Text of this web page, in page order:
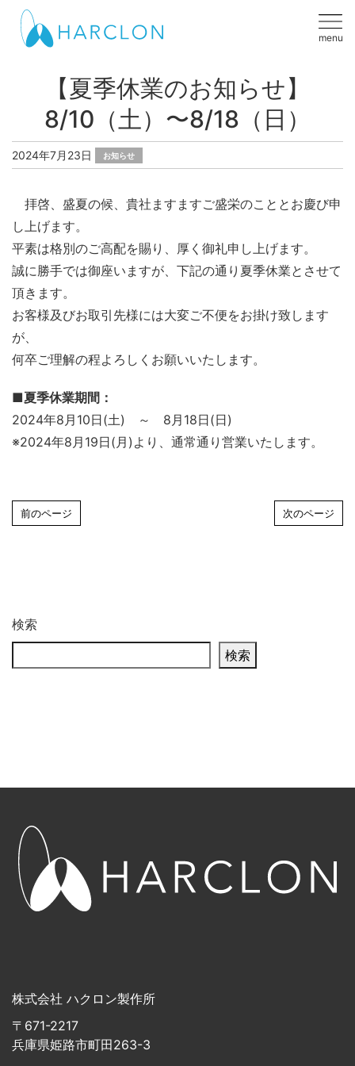
menu
【夏季休業のお知らせ】
8/10（土）〜8/18（日）
2024年7月23日 お知らせ
拝啓、盛夏の候、貴社ますますご盛栄のこととお慶び申
し上げます。
平素は格別のご高配を賜り、厚く御礼申し上げます。
誠に勝手では御座いますが、下記の通り夏季休業とさせて
頂きます。
お客様及びお取引先様には大変ご不便をお掛け致します
が、
何卒ご理解の程よろしくお願いいたします。
■夏季休業期間：
2024年8月10日(土) ～ 8月18日(日)
※2024年8月19日(月)より、通常通り営業いたします。
前のページ 次のページ
検索
検索
株式会社 ハクロン製作所
〒671-2217
兵庫県姫路市町田263-3